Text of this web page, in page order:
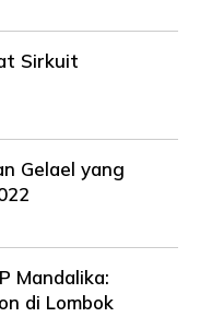
Sirkuit
Gelael yang
Mandalika:
di Lombok